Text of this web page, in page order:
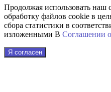
Продолжая использовать наш
обработку файлов cookie в
сбора статистики в
изложенными В Соглашении
Я согласен